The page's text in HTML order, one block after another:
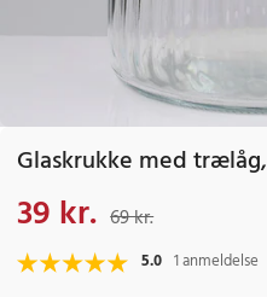
Glaskrukke med
Nuværende pris
39 kr. 69 kr.
5.0 1 anmeldelse